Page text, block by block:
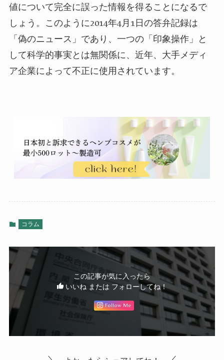
値について完全に誤った情報を得ることになるで
しょう。このように2014年4月 1 日の答弁記録は
「偽のニュース」であり、一つの「印象操作」と
して科学的事実とは無関係に、近年、大手メディ
ア企業によって不正に使用されています。
コラム
この記事が気に入ったら
いいね または フォローしてね！
Follow Me